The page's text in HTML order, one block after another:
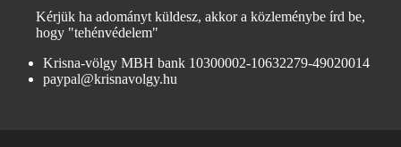
Kérjük ha adományt küldesz, akkor a közleménybe írd be,
hogy "tehénvédelem"
Krisna-völgy MBH bank 10300002-10632279-49020014
paypal@krisnavolgy.hu